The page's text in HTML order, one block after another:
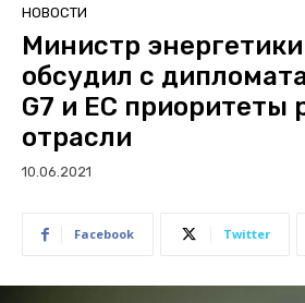
НОВОСТИ
Министр
обсудил с
G7 и ЕС приоритеты
отрасли
10.06.2021
Facebook Twitter